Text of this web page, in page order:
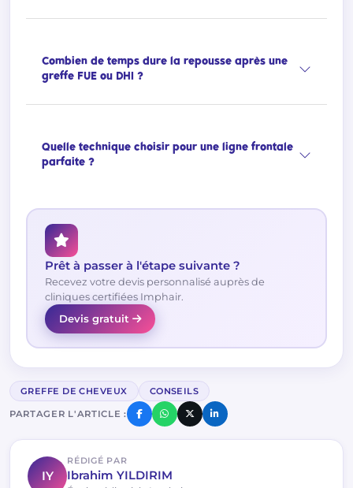
Combien de temps dure la repousse après une
greffe FUE ou DHI ?
Quelle technique choisir pour une ligne frontale
parfaite ?
Prêt à passer à l'étape suivante ?
Recevez votre devis personnalisé auprès de
cliniques certifiées Imphair.
Devis gratuit
GREFFE DE CHEVEUX CONSEILS
PARTAGER L'ARTICLE :
IY
RÉDIGÉ PAR
Ibrahim YILDIRIM